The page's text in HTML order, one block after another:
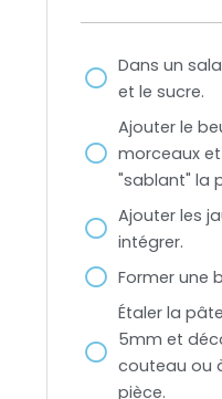
Dans un
et le sucre.
Ajouter le
morceaux
"sablant" la
Ajouter les
intégrer.
Former une
Étaler la
5mm et
couteau ou
pièce.